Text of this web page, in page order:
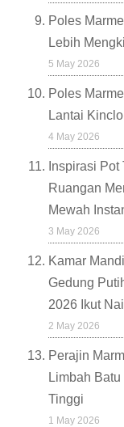
Poles
Lebih
5 May 2026
Poles
Lantai
4 May 2026
Inspirasi
Ruangan
Mewah
3 May 2026
Kamar
Gedung
2026 Ikut
2 May 2026
Perajin
Limbah
Tinggi
1 May 2026